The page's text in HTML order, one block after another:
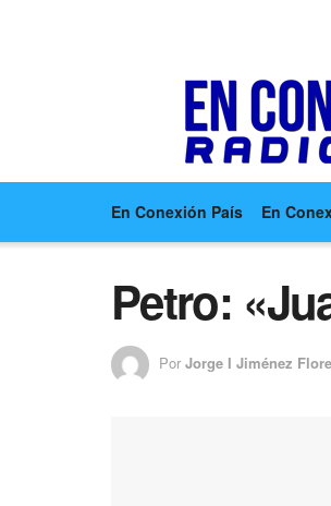
En Conexión País En
Petro:
Por Jorge I Jiménez